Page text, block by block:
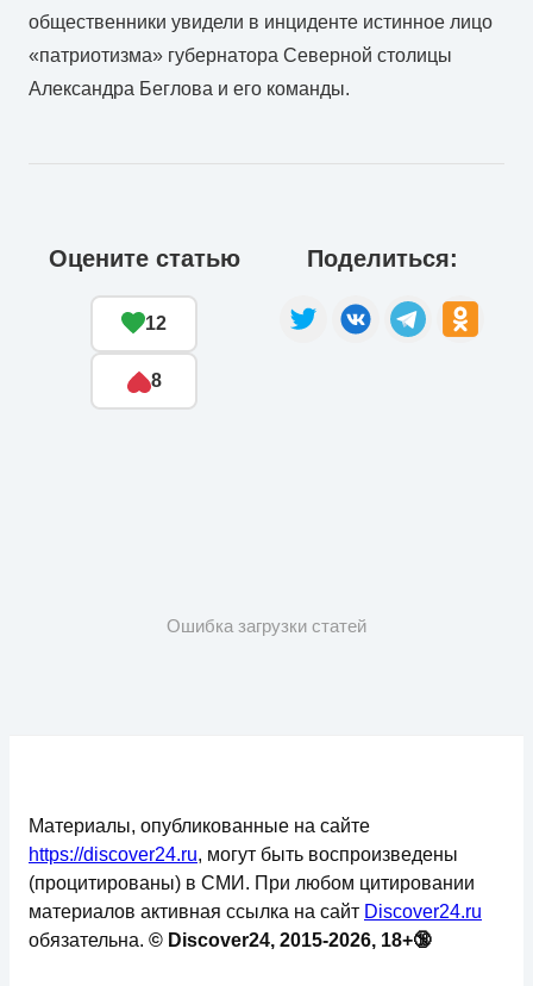
общественники увидели в инциденте истинное лицо
«патриотизма» губернатора Северной столицы
Александра Беглова и его команды.
Оцените статью
12
8
Поделиться:
Ошибка загрузки статей
Материалы, опубликованные на сайте
https://discover24.ru, могут быть воспроизведены
(процитированы) в СМИ. При любом цитировании
материалов активная ссылка на сайт Discover24.ru
обязательна. © Discover24, 2015-2026, 18+🔞